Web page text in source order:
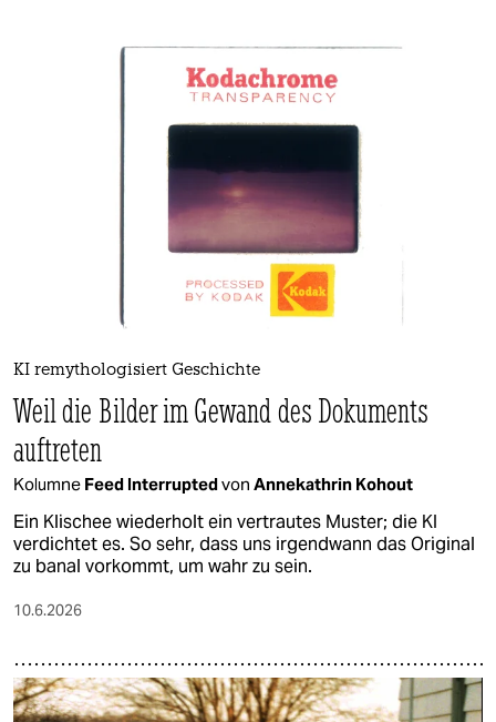
genossenschaft
KI remythologisiert Geschichte
Weil die Bilder im Gewand des Dokuments
auftreten
Kolumne Feed Interruptedvon Annekathrin Kohout
Ein Klischee wiederholt ein vertrautes Muster; die KI
verdichtet es. So sehr, dass uns irgendwann das Original
zu banal vorkommt, um wahr zu sein.
10.6.2026